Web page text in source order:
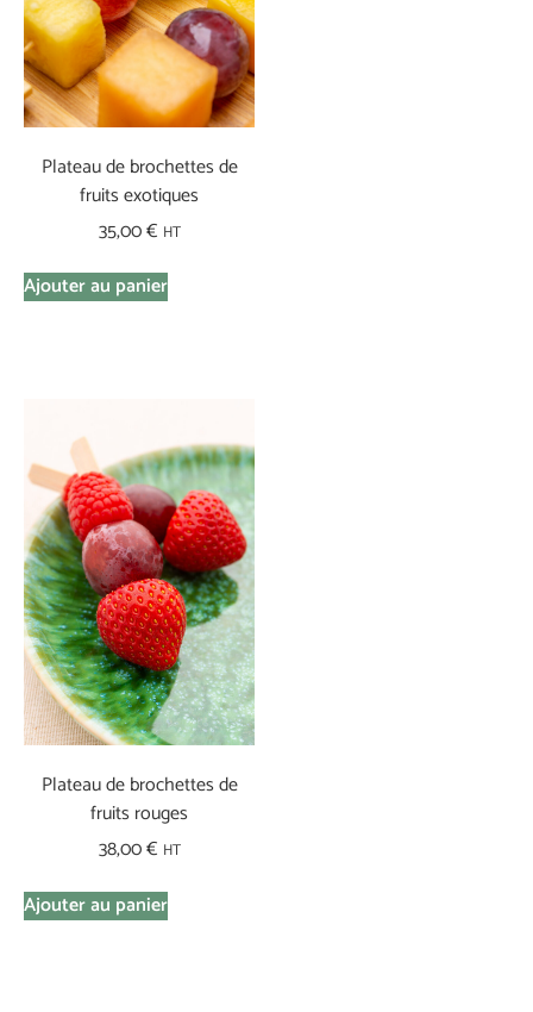
Plateau de brochettes de
fruits exotiques
35,00€ HT
Ajouter au panier
Plateau de brochettes de
fruits rouges
38,00€ HT
Ajouter au panier